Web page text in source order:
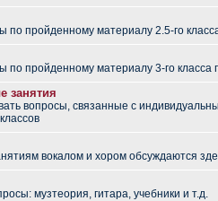
по пройденному материалу 2.5-го
по пройденному материалу 3-го класса
занятия
вопросы, связанные с
вокалом и хором обсуждаются
музтеория, гитара, учебники и т.д.